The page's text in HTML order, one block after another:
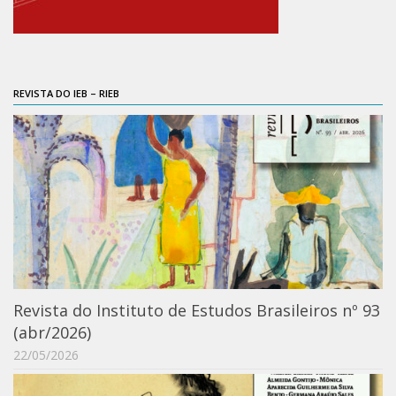
Educativo
Exposições
Guia do IEB
Reprodução
Extroversão
Projeto Brasil-África
Projeto Brasil Ciência
Dicionários
Bluteau
Medicina
REVISTA DO IEB – RIEB
Revista do Instituto de Estudos Brasileiros nº 93
(abr/2026)
22/05/2026